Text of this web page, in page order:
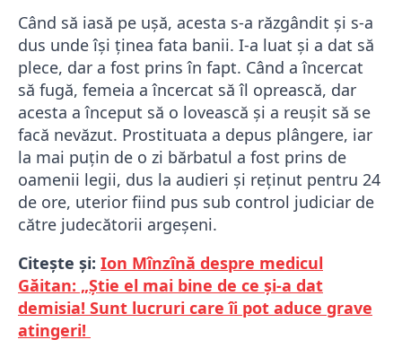
Când să iasă pe ușă, acesta s-a răzgândit și s-a
dus unde își ținea fata banii. I-a luat și a dat să
plece, dar a fost prins în fapt. Când a încercat
să fugă, femeia a încercat să îl oprească, dar
acesta a început să o lovească și a reușit să se
facă nevăzut. Prostituata a depus plângere, iar
la mai puțin de o zi bărbatul a fost prins de
oamenii legii, dus la audieri și reținut pentru 24
de ore, uterior fiind pus sub control judiciar de
către judecătorii argeșeni.
Citește și: Ion Mînzînă despre medicul
Găitan: „Știe el mai bine de ce și-a dat
demisia! Sunt lucruri care îi pot aduce grave
atingeri!